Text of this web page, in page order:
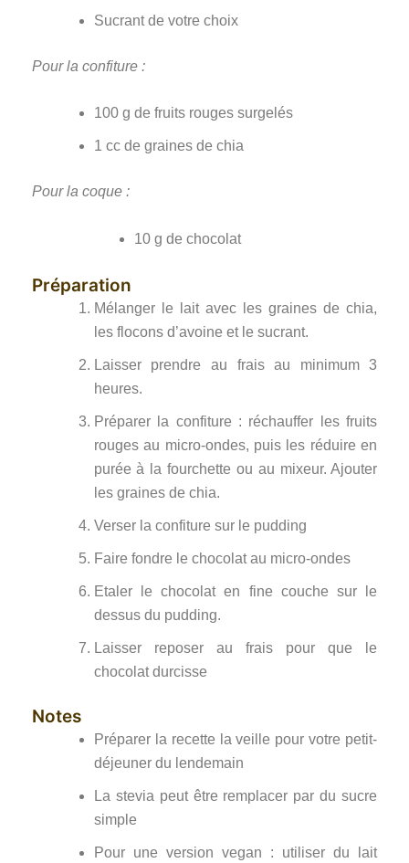
Sucrant de votre choix
Pour la confiture :
100 g de fruits rouges surgelés
1 cc de graines de chia
Pour la coque :
10 g de chocolat
Préparation
Mélanger le lait avec les graines de chia,
les flocons d’avoine et le sucrant.
Laisser prendre au frais au minimum 3
heures.
Préparer la confiture : réchauffer les fruits
rouges au micro-ondes, puis les réduire en
purée à la fourchette ou au mixeur. Ajouter
les graines de chia.
Verser la confiture sur le pudding
Faire fondre le chocolat au micro-ondes
Etaler le chocolat en fine couche sur le
dessus du pudding.
Laisser reposer au frais pour que le
chocolat durcisse
Notes
Préparer la recette la veille pour votre petit-
déjeuner du lendemain
La stevia peut être remplacer par du sucre
simple
Pour une version vegan : utiliser du lait